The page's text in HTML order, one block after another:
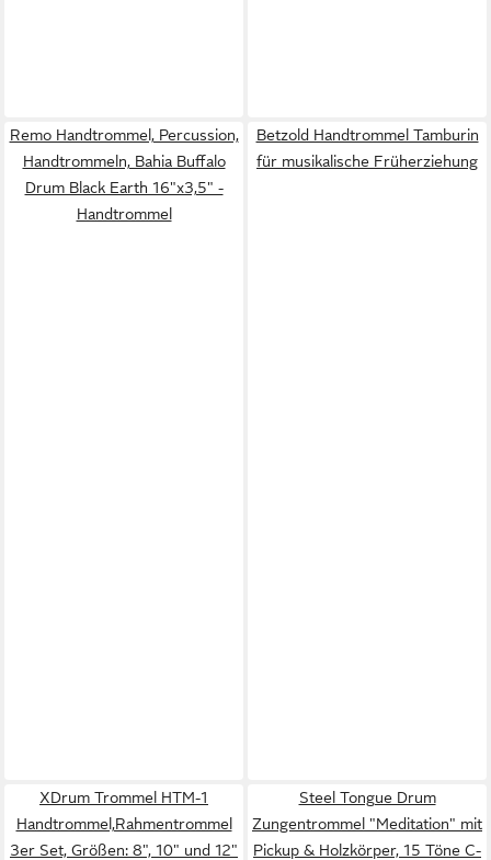
Remo Handtrommel, Percussion,
Handtrommeln, Bahia Buffalo
Drum Black Earth 16"x3,5" -
Handtrommel
Betzold Handtrommel Tamburin
für musikalische Früherziehung
XDrum Trommel HTM-1
Handtrommel,Rahmentrommel
3er Set, Größen: 8", 10" und 12"
Steel Tongue Drum
Zungentrommel "Meditation" mit
Pickup & Holzkörper, 15 Töne C-